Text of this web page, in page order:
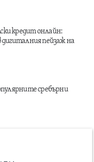
кредит онлайн:
дигиталния пейзаж на
сребърни